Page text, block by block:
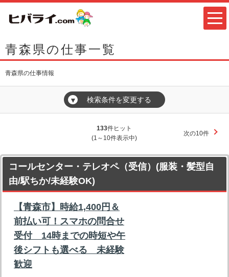
青森県の仕事一覧
青森県の仕事情報
▼ 検索条件を変更する
133件ヒット
(1～10件表示中)
次の10件
コールセンター・テレオペ（受信）(服装・髪型自
由/駅ちか/未経験OK)
【青森市】時給1,400円＆
前払い可！スマホの問合せ
受付 14時までの時短や午
後シフトも選べる 未経験
歓迎